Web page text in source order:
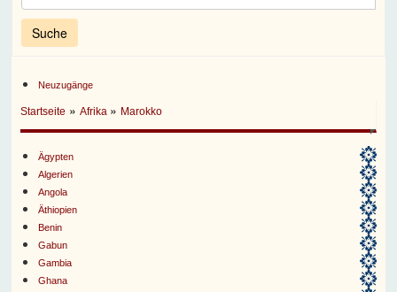
Neuzugänge
Startseite »Afrika » Marokko
Ägypten
Algerien
Angola
Äthiopien
Benin
Gabun
Gambia
Ghana